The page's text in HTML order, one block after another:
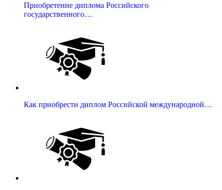
Приобретение диплома Российского
государственного…
Как приобрести диплом Российской международной…